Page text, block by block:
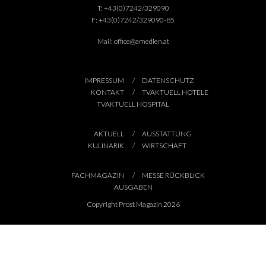
T: +43(0)7242/329090
F: +43(0)7242/329090-85
Mail: office@amedien.at
IMPRESSUM
DATENSCHUTZ
KONTAKT
TVAKTUELL HOTELE
TVAKTUELL HOSPITAL
AKTUELL
AUSSTATTUNG
KULINARIK
WIRTSCHAFT
FACHMAGAZIN
MESSE RÜCKBLICK
AUSGABEN
Copyright Prost Magazin 2026